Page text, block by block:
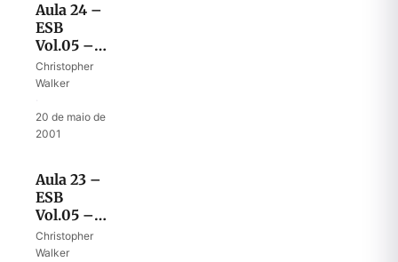
Aula 24 –
ESB
Vol.05 –
Despedida
de Josué I
Christopher
Walker
20 de maio de
2001
Aula 23 –
ESB
Vol.05 –
O altar
das duas
Christopher
Walker